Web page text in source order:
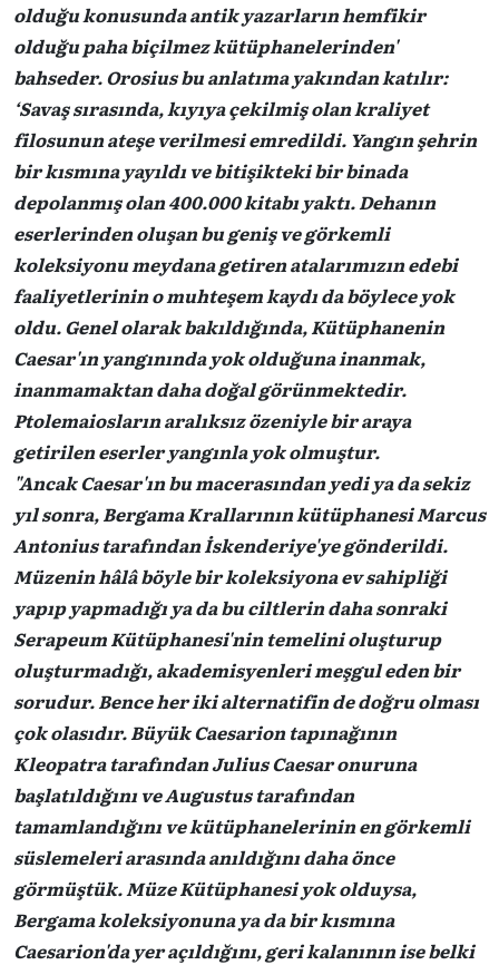
olduğu konusunda antik yazarların hemfikir
olduğu paha biçilmez kütüphanelerinden'
bahseder. Orosius bu anlatıma yakından katılır:
‘Savaş sırasında, kıyıya çekilmiş olan kraliyet
filosunun ateşe verilmesi emredildi. Yangın şehrin
bir kısmına yayıldı ve bitişikteki bir binada
depolanmış olan 400.000 kitabı yaktı. Dehanın
eserlerinden oluşan bu geniş ve görkemli
koleksiyonu meydana getiren atalarımızın edebi
faaliyetlerinin o muhteşem kaydı da böylece yok
oldu. Genel olarak bakıldığında, Kütüphanenin
Caesar'ın yangınında yok olduğuna inanmak,
inanmamaktan daha doğal görünmektedir.
Ptolemaiosların aralıksız özeniyle bir araya
getirilen eserler yangınla yok olmuştur.
"Ancak Caesar'ın bu macerasından yedi ya da sekiz
yıl sonra, Bergama Krallarının kütüphanesi Marcus
Antonius tarafından İskenderiye'ye gönderildi.
Müzenin hâlâ böyle bir koleksiyona ev sahipliği
yapıp yapmadığı ya da bu ciltlerin daha sonraki
Serapeum Kütüphanesi'nin temelini oluşturup
oluşturmadığı, akademisyenleri meşgul eden bir
sorudur. Bence her iki alternatifin de doğru olması
çok olasıdır. Büyük Caesarion tapınağının
Kleopatra tarafından Julius Caesar onuruna
başlatıldığını ve Augustus tarafından
tamamlandığını ve kütüphanelerinin en görkemli
süslemeleri arasında anıldığını daha önce
görmüştük. Müze Kütüphanesi yok olduysa,
Bergama koleksiyonuna ya da bir kısmına
Caesarion'da yer açıldığını, geri kalanının ise belki